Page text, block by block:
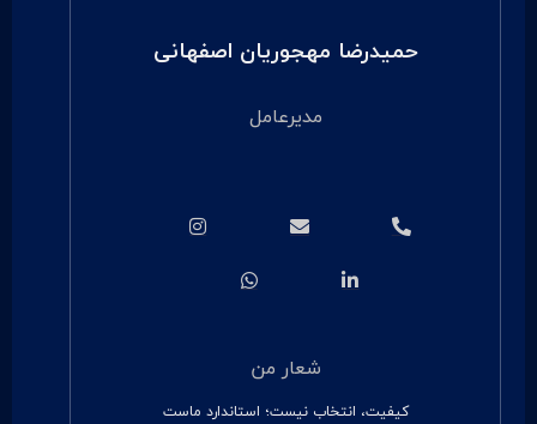
حمیدرضا مهجوریان اصفهانی
مدیرعامل
شعار من
کیفیت، انتخاب نیست؛ استاندارد ماست